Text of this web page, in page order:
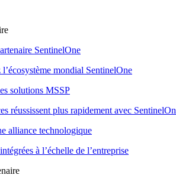
SentinelOne
mondial SentinelOne
solutions MSSP
réussissent plus rapidement avec
alliance technologique
à l’échelle de l’entreprise